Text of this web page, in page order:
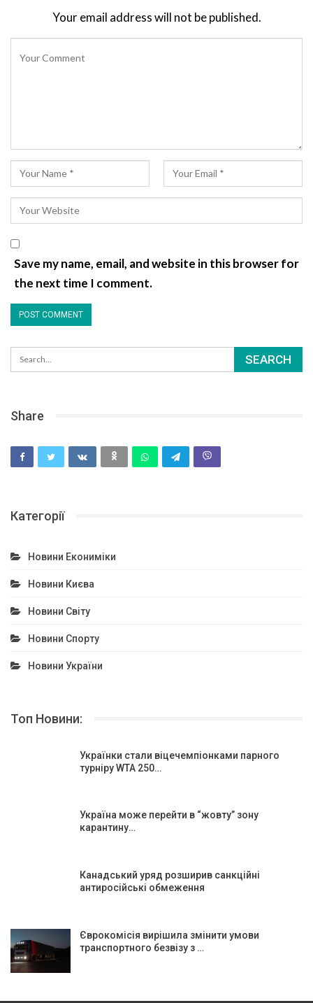
Your email address will not be published.
Save my name, email, and website in this browser for
the next time I comment.
Share
Категорії
Новини Екониміки
Новини Києва
Новини Світу
Новини Спорту
Новини України
Топ Новини:
Українки стали віцечемпіонками парного
турніру WTA 250…
Україна може перейти в “жовту” зону
карантину…
Канадський уряд розширив санкційні
антиросійські обмеження
Єврокомісія вирішила змінити умови
транспортного безвізу з …